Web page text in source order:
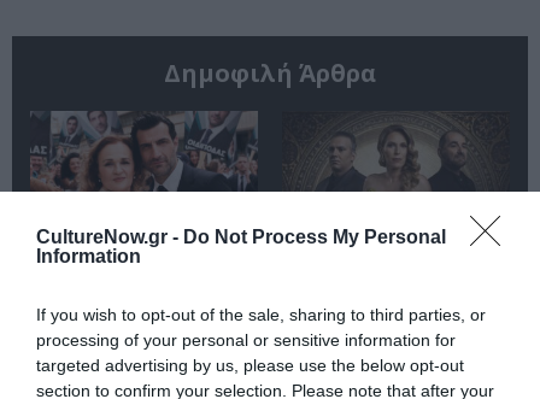
CultureNow.gr - Do Not Process My Personal
Information
If you wish to opt-out of the sale, sharing to third parties, or
processing of your personal or sensitive information for
targeted advertising by us, please use the below opt-out
section to confirm your selection. Please note that after your
Δημοφιλή Άρθρα
στη Στέγη – Με τους
Νίκο Κουρή & Μαρία
Κεχαγιόγλου
Βυζαντίου: Η νέα
ελληνική όπερα του
Θεόδωρου Στάθη
στο θέατρο